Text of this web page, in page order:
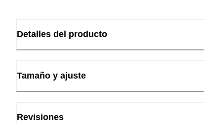
Detalles del producto
Tamaño y ajuste
Revisiones